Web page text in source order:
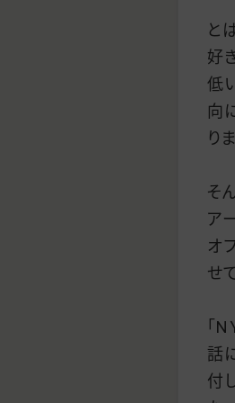
と
好
低
向
り
そ
ア
オ
せ
「
話
付